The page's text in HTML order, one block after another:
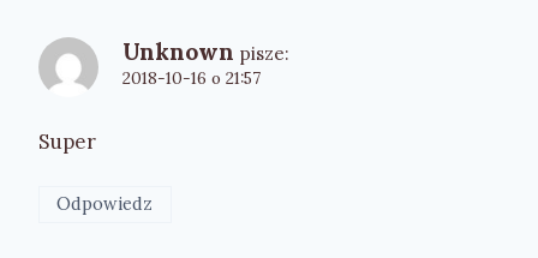
Unknown pisze:
2018-10-16 o 21:57
Super
Odpowiedz